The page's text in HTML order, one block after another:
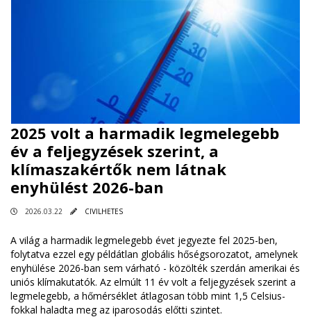
2025 volt a harmadik legmelegebb
év a feljegyzések szerint, a
klímaszakértők nem látnak
enyhülést 2026-ban
2026.03.22 CIVILHETES
A világ a harmadik legmelegebb évet jegyezte fel 2025-ben,
folytatva ezzel egy példátlan globális hőségsorozatot, amelynek
enyhülése 2026-ban sem várható - közölték szerdán amerikai és
uniós klímakutatók. Az elmúlt 11 év volt a feljegyzések szerint a
legmelegebb, a hőmérséklet átlagosan több mint 1,5 Celsius-
fokkal haladta meg az iparosodás előtti szintet.